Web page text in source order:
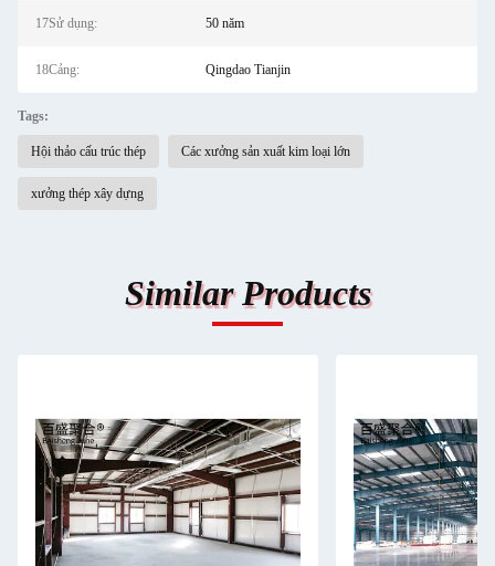
17Sử dụng: 50 năm
18Cảng: Qingdao Tianjin
Tags:
Hội thảo cấu trúc thép Các xưởng sản xuất kim loại lớn
xưởng thép xây dựng
Similar Products